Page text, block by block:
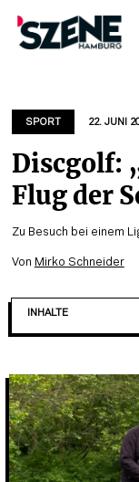
springen
SPORT 22. JUNI
Discgolf:
Flug der
Zu Besuch bei einem
Von Mirko Schneider
INHALTE
DISCGOLF IST EIN
DISCGOLF: EIN